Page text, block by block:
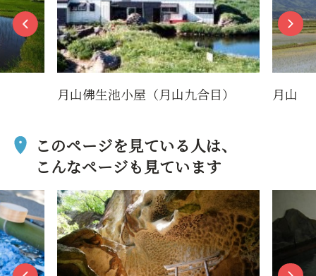
月山佛生池小屋（月山九合目） 月山
このページを見ている人は、
こんなページも見ています